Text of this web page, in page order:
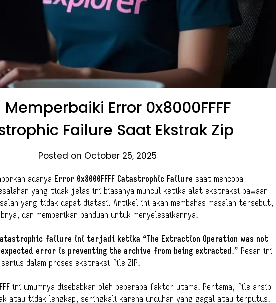
Error 0x8000FFFF
Failure Saat Ekstrak Zip
Posted on October 25, 2025
adanya Error 0x8000FFFF Catastrophic Failure saat mencoba
yang tidak jelas ini biasanya muncul ketika alat ekstraksi bawaan
yang tidak dapat diatasi. Artikel ini akan membahas masalah tersebut,
dan memberikan panduan untuk menyelesaikannya.
Catastrophic failure ini terjadi ketika “The Extraction Operation was not
error is preventing the archive from being extracted.” Pesan ini
serius dalam proses ekstraksi file ZIP.
ini umumnya disebabkan oleh beberapa faktor utama. Pertama, file arsip
atau tidak lengkap, seringkali karena unduhan yang gagal atau terputus.